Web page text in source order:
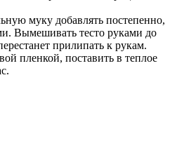
муку добавлять постепенно,
Вымешивать тесто руками до
прилипать к рукам.
пленкой, поставить в теплое